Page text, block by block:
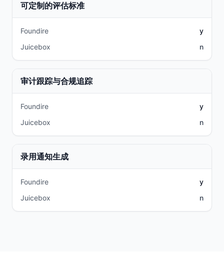
可定制的评估标准
Foundire
y
Juicebox
n
审计跟踪与合规追踪
Foundire
y
Juicebox
n
录用通知生成
Foundire
y
Juicebox
n